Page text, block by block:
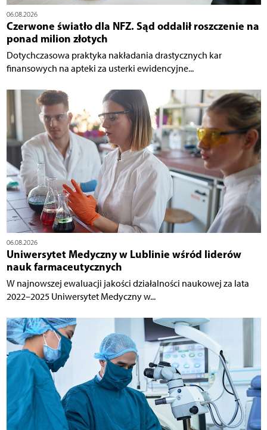
06.08.2026
Czerwone światło dla NFZ. Sąd oddalił roszczenie na
ponad milion złotych
Dotychczasowa praktyka nakładania drastycznych kar
finansowych na apteki za usterki ewidencyjne...
06.08.2026
Uniwersytet Medyczny w Lublinie wśród liderów
nauk farmaceutycznych
W najnowszej ewaluacji jakości działalności naukowej za lata
2022–2025 Uniwersytet Medyczny w...